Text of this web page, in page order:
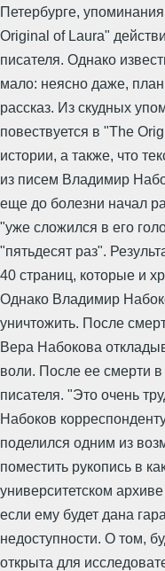
Петербурге,
Original of Laura"
писателя. Однако
мало: неясно даже,
рассказ. Из скудных
повествуется в "The
истории, а также, что
из писем Владимир
еще до болезни начал
"уже сложился в его
"пятьдесят раз".
40 страниц, которые и
Однако Владимир
уничтожить. После
Вера Набокова
воли. После ее смерти
писателя. "Это очень
Набоков
поделился одним из
поместить рукопись в
университетском
если ему будет дана
недоступности. О том,
открыта для